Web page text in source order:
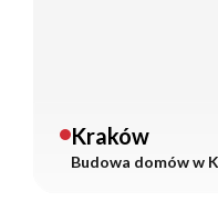
Kraków
Budowa domów w